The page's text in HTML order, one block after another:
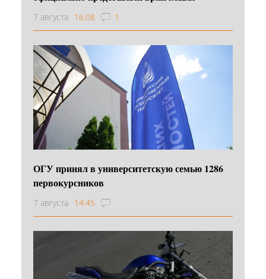
7 августа 16:08 1
ОГУ принял в университетскую семью 1286
первокурсников
7 августа 14:45